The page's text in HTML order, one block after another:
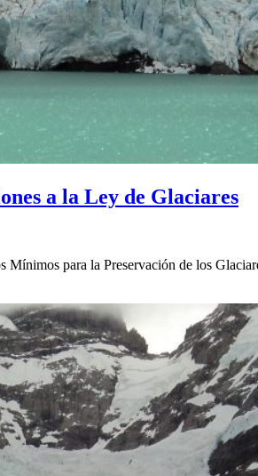
a la Ley de Glaciares
Mínimos para la Preservación de los